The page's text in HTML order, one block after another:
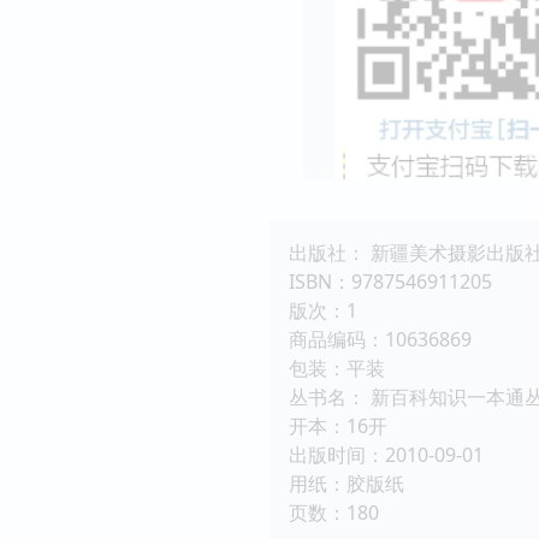
出版社： 新疆美术摄影出版
ISBN：9787546911205
版次：1
商品编码：10636869
包装：平装
丛书名： 新百科知识一本通
开本：16开
出版时间：2010-09-01
用纸：胶版纸
页数：180